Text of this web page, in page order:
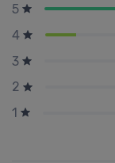
5
4
3
2
1